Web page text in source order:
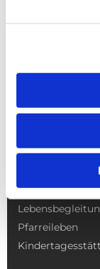
NAVIGATION
Pfarrei
Pfarreileben